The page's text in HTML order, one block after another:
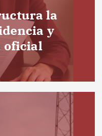
la
y
oficial